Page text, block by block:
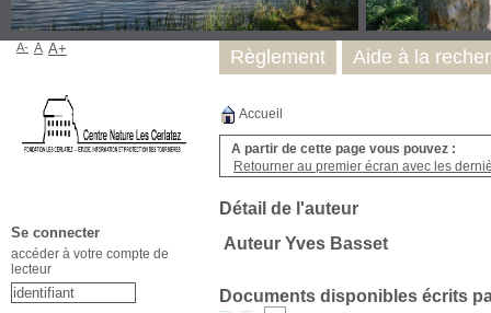
Accueil
A partir de cette page vous pouvez :
Retourner au premier écran avec les
Détail de l'auteur
Auteur Yves Basset
Documents disponibles écrits
Règlement Aide à la
A- A A+
Se connecter
accéder à votre compte de
lecteur